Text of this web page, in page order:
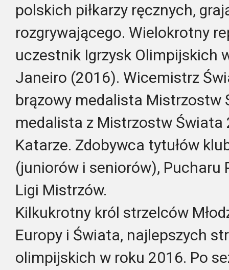
polskich piłkarzy ręcznych,
rozgrywającego. Wielokrotny
uczestnik Igrzysk Olimpijskich
Janeiro (2016). Wicemistrz
brązowy medalista Mistrzostw
medalista z Mistrzostw Świata
Katarze. Zdobywca tytułów
(juniorów i seniorów), Pucharu
Ligi Mistrzów.
Kilkukrotny król strzelców
Europy i Świata, najlepszych
olimpijskich w roku 2016. Po